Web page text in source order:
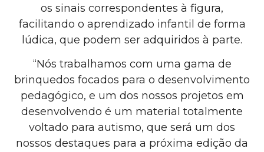
os sinais correspondentes à figura,
facilitando o aprendizado infantil de forma
lúdica, que podem ser adquiridos à parte.
“Nós trabalhamos com uma gama de
brinquedos focados para o desenvolvimento
pedagógico, e um dos nossos projetos em
desenvolvendo é um material totalmente
voltado para autismo, que será um dos
nossos destaques para a próxima edição da